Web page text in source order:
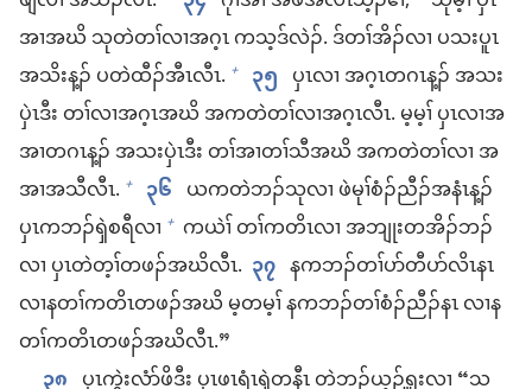
အၢ​အဃိ သု​တဲ​တၢ်​လၢ​အဂ့ၤ က​သ့​ဒ်လဲၣ်. ဒ်​တၢ်အိၣ်​လၢ ပ​သးပူၤ​
အသိး​န့ၣ်​ ပ​တဲ​ထီၣ်​အီၤ​လီၤ. + ၃၅ ပှၤလၢ အဂ့ၤ​တဂၤ​န့ၣ်​ အသး​
ပှဲၤ​ဒီး တၢ်​လၢ​အဂ့ၤ​အဃိ အ​က​တဲ​တၢ်​လၢ​အဂ့ၤ​လီၤ. မ့မ့ၢ် ပှၤ​လၢ​အ​
အၢ​တ​ဂၤ​န့ၣ်​ အ​သး​ပှဲၤ​ဒီး တၢ်​အၢ​တၢ်​သီ​အ​ဃိ အ​က​တဲ​တၢ်​လၢ အ​
အၢ​အ​သီ​လီၤ. + ၃၆ ယ​က​တဲ​ဘၣ်​သု​လၢ ဖဲ​မုၢ်​စံၣ်​ညီၣ်​အ​နံၤ​န့ၣ်​
ပှၤ​က​ဘၣ်​ၡဲ​စ​ရီ​လၢ + က​ယဲၢ် တၢ်​က​တိၤ​လၢ အ​ဘျုး​တ​အိၣ်​ဘၣ်​
လၢ ပှၤ​တဲ​တ့ၢ်​တဖၣ်​အဃိ​လီၤ. ၃၇ န​က​ဘၣ်​တၢ်​ပာ်တီ​ပာ်လိၤ​နၤ
လၢ​န​တၢ်​ကတိၤ​တဖၣ်​အဃိ မ့တမ့ၢ် န​က​ဘၣ်​တၢ်​စံၣ်ညီၣ်​နၤ လၢ​န​
တၢ်​ကတိၤ​တဖၣ်​အဃိ​လီၤ.”